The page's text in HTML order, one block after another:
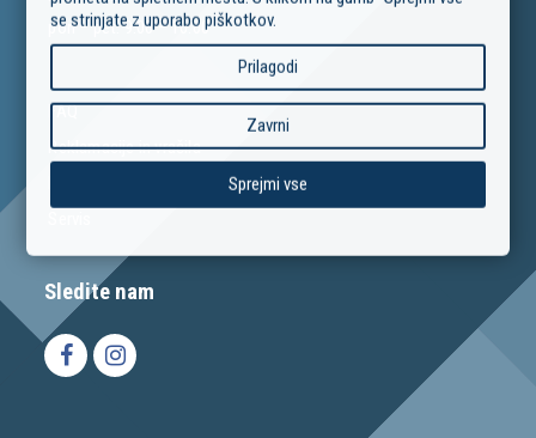
pon – pet: 9:00 – 16:00
FAQ
Reklamacije in vračila
Sledite nam
se strinjate z uporabo piškotkov.
Prilagodi
Zavrni
Sprejmi vse